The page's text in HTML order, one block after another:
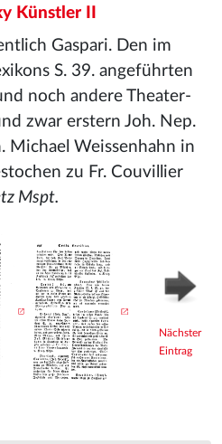
Künstler II
Gaspari. Den im
S. 39. angeführten
noch andere Theater-
zwar erstern Joh. Nep.
Michael Weissenhahn in
zu Fr. Couvillier
Mspt.
Nächster
Eintrag